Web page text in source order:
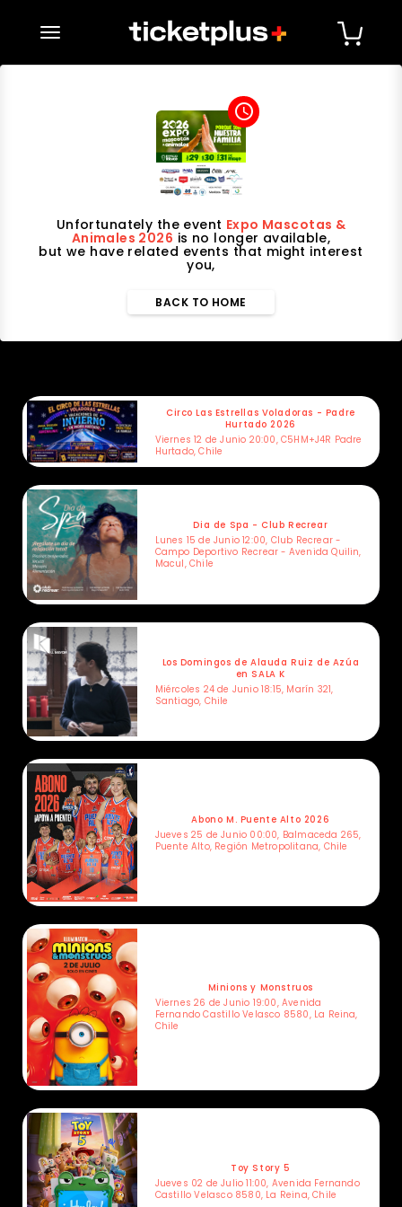
desplegar navegación
access_time
Unfortunately the event Expo Mascotas &
Animales 2026 is no longer available,
but we have related events that might interest
you,
BACK TO HOME
Circo Las Estrellas Voladoras - Padre
Hurtado 2026
Viernes 12 de Junio 20:00, C5HM+J4R Padre
Hurtado, Chile
Dia de Spa - Club Recrear
Lunes 15 de Junio 12:00, Club Recrear -
Campo Deportivo Recrear - Avenida Quilin,
Macul, Chile
Los Domingos de Alauda Ruiz de Azúa
en SALA K
Miércoles 24 de Junio 18:15, Marín 321,
Santiago, Chile
Abono M. Puente Alto 2026
Jueves 25 de Junio 00:00, Balmaceda 265,
Puente Alto, Región Metropolitana, Chile
Minions y Monstruos
Viernes 26 de Junio 19:00, Avenida
Fernando Castillo Velasco 8580, La Reina,
Chile
Toy Story 5
Jueves 02 de Julio 11:00, Avenida Fernando
Castillo Velasco 8580, La Reina, Chile